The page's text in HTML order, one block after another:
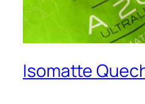
Isomatte